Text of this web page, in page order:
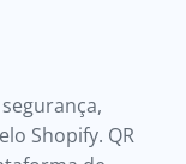
Shopify. QR